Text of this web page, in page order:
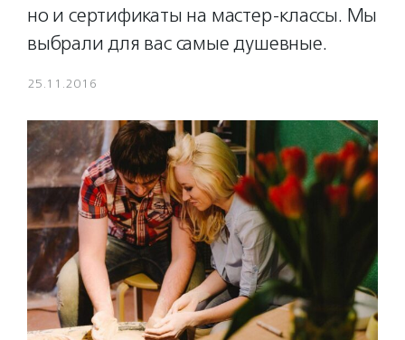
но и сертификаты на мастер-классы. Мы
выбрали для вас самые душевные.
25.11.2016